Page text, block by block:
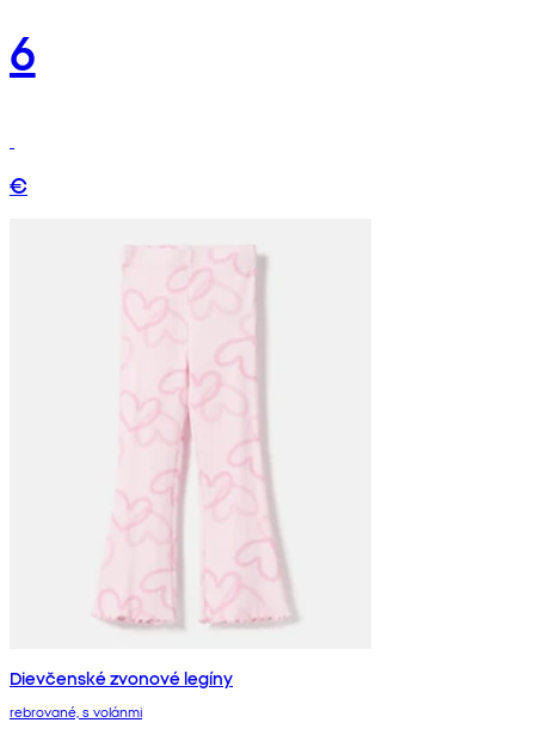
6
€
Dievčenské zvonové legíny
rebrované, s volánmi